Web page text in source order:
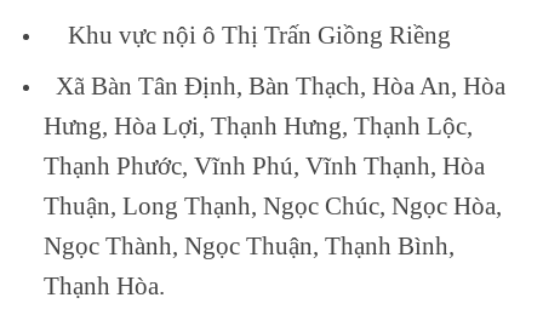
Khu vực nội ô Thị Trấn Giồng Riềng
Xã Bàn Tân Định, Bàn Thạch, Hòa An, Hòa
Hưng, Hòa Lợi, Thạnh Hưng, Thạnh Lộc,
Thạnh Phước, Vĩnh Phú, Vĩnh Thạnh, Hòa
Thuận, Long Thạnh, Ngọc Chúc, Ngọc Hòa,
Ngọc Thành, Ngọc Thuận, Thạnh Bình,
Thạnh Hòa.